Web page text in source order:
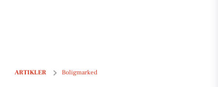
ARTIKLER Boligmarked
Nordre Strandvej 257C og 1 anden boliger er kommet til salg denne